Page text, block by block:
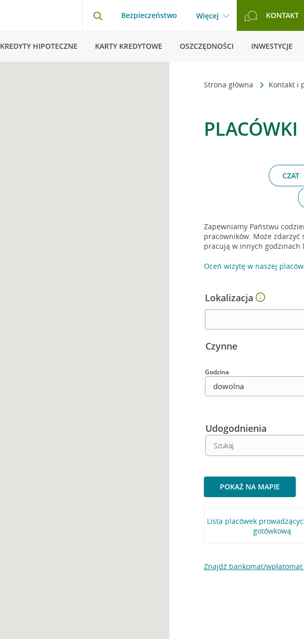
Bezpieczeństwo Więcej KONTAKT
KREDYTY HIPOTECZNE KARTY KREDYTOWE OSZCZĘDNOŚCI INWESTYCJE
Strona główna Kontakt i
CZAT
Zapewniamy Państwu
pracowników. Może
pracują w innych godzinach
Oceń wizytę w naszej
Lokalizacja
Wybierz lokalizację
Czynne
Godzina
Wybierz godzinę
Udogodnienia
POKAŻ NA MAPIE
Lista placówek
gotówkową
Znajdź bankomat/